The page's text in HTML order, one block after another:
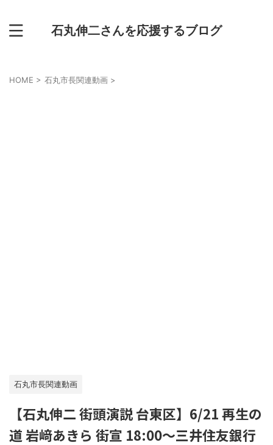
石丸伸二さんを応援するブログ
HOME > 石丸市長関連動画 >
石丸市長関連動画
【石丸伸二 街頭演説 台東区】6/21 再生の
道 岩﨑あきら 街宣 18:00～三井住友銀行